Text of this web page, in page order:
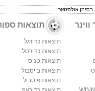
ווינר תוצאות
תוצאות כדורגל
תוצאות כדורסל
תוצאות טניס
תוצאות בייסבול
תוצאות פוטבול